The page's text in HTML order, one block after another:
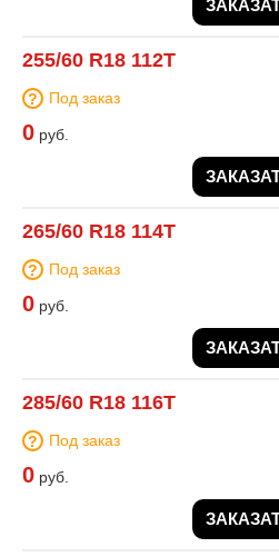
255/60 R18 112T
Под заказ
0 руб.
265/60 R18 114T
Под заказ
0 руб.
285/60 R18 116T
Под заказ
0 руб.